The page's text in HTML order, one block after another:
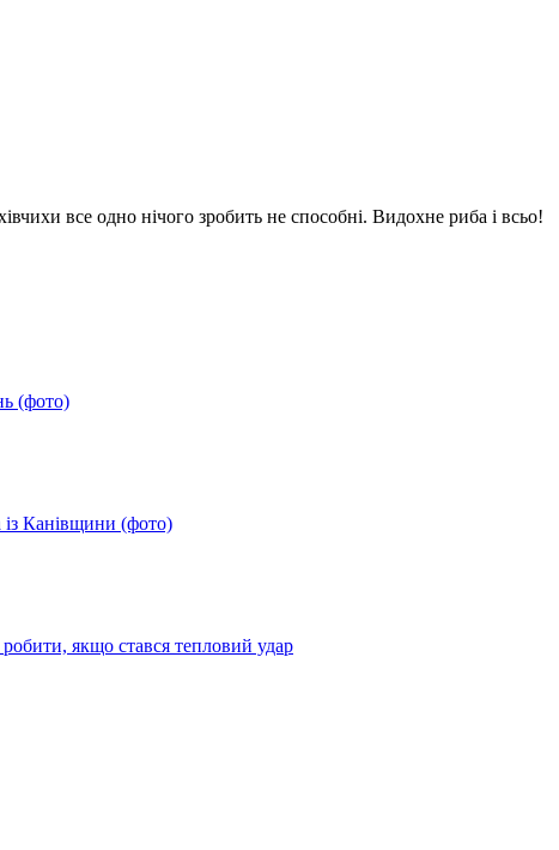
все одно нічого зробить не способні. Видохне риба і всьо!
(фото)
із Канівщини (фото)
якщо стався тепловий удар